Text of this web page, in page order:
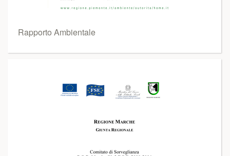
Rapporto Ambientale